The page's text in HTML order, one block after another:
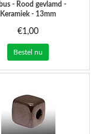
- Rood gevlamd -
Keramiek - 13mm
€1,00
Bestel nu